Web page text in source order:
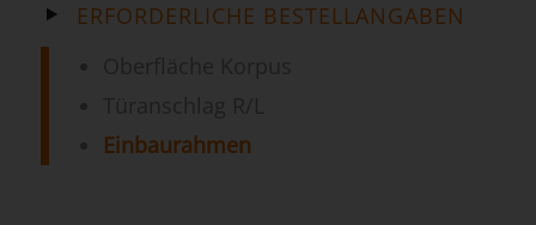
ERFORDERLICHE BESTELLANGABEN
Einbaurahmen